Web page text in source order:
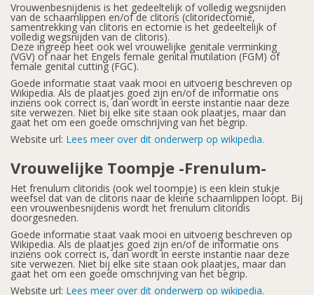
Vrouwenbesnijdenis is het gedeeltelijk of volledig wegsnijden
van de schaamlippen en/of de clitoris (clitoridectomie,
samentrekking van clitoris en ectomie is het gedeeltelijk of
volledig wegsnijden van de clitoris).
Deze ingreep heet ook wel vrouwelijke genitale verminking
(VGV) of naar het Engels female genital mutilation (FGM) of
female genital cutting (FGC).
Goede informatie staat vaak mooi en uitvoerig beschreven op
Wikipedia. Als de plaatjes goed zijn en/of de informatie ons
inziens ook correct is, dan wordt in eerste instantie naar deze
site verwezen. Niet bij elke site staan ook plaatjes, maar dan
gaat het om een goede omschrijving van het begrip.
Website url: Lees meer over dit onderwerp op wikipedia.
Vrouwelijke Toompje -Frenulum-
Het frenulum clitoridis (ook wel toompje) is een klein stukje
weefsel dat van de clitoris naar de kleine schaamlippen loopt. Bij
een vrouwenbesnijdenis wordt het frenulum clitoridis
doorgesneden.
Goede informatie staat vaak mooi en uitvoerig beschreven op
Wikipedia. Als de plaatjes goed zijn en/of de informatie ons
inziens ook correct is, dan wordt in eerste instantie naar deze
site verwezen. Niet bij elke site staan ook plaatjes, maar dan
gaat het om een goede omschrijving van het begrip.
Website url: Lees meer over dit onderwerp op wikipedia.